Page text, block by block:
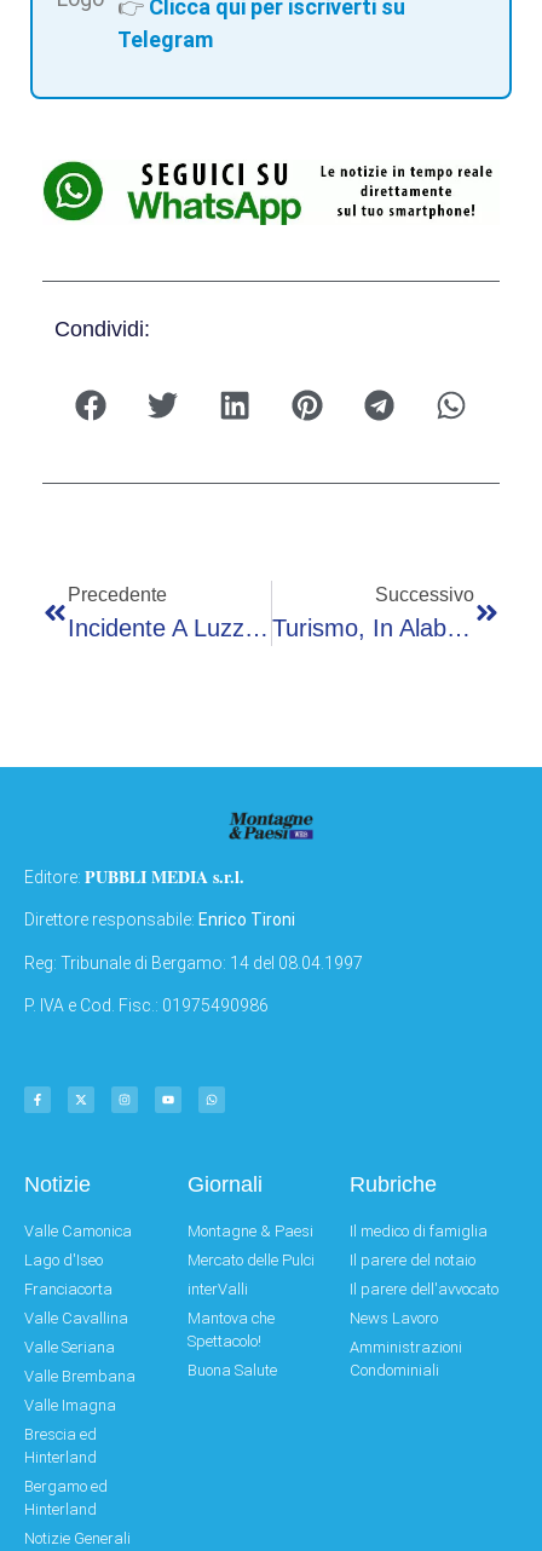
👉 Clicca qui per iscriverti su
Telegram
Condividi:
Precedente
Incidente A Luzzana In Valle Cavallina: Nello Scontro Tra Un’auto Ed Una Moto Perde La Vita Un Uomo Ed Un Bambino Di 9 Anni È Stato Trasportato In Ospedale
Successivo
Turismo, In Alabama Gourmet Experience Con Una Cucina Farm-To-Table Tra Barbecue E Ostriche
Editore: PUBBLI MEDIA s.r.l.
Direttore responsabile: Enrico Tironi
Reg: Tribunale di Bergamo: 14 del 08.04.1997
P. IVA e Cod. Fisc.: 01975490986
Notizie
Valle Camonica
Lago d'Iseo
Franciacorta
Valle Cavallina
Valle Seriana
Valle Brembana
Valle Imagna
Brescia ed
Hinterland
Bergamo ed
Hinterland
Notizie Generali
Giornali
Montagne & Paesi
Mercato delle Pulci
interValli
Mantova che
Spettacolo!
Buona Salute
Rubriche
Il medico di famiglia
Il parere del notaio
Il parere dell'avvocato
News Lavoro
Amministrazioni
Condominiali